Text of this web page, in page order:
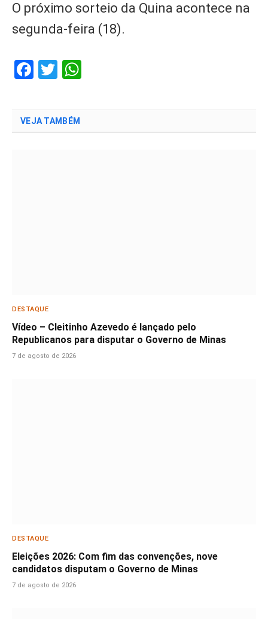
O próximo sorteio da Quina acontece na
segunda-feira (18).
Facebook
Twitter
VEJA TAMBÉM
DESTAQUE
Vídeo – Cleitinho Azevedo é lançado pelo
Republicanos para disputar o Governo de Minas
7 de agosto de 2026
DESTAQUE
Eleições 2026: Com fim das convenções, nove
candidatos disputam o Governo de Minas
7 de agosto de 2026